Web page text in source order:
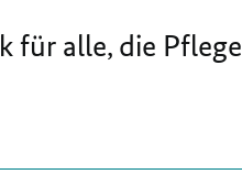
für alle, die Pflege